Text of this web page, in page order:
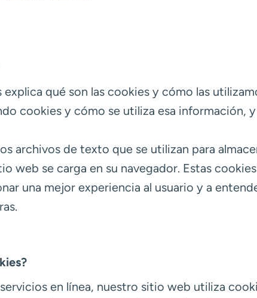
qué son las cookies y cómo las
cookies y cómo se utiliza esa información,
archivos de texto que se utilizan para
web se carga en su navegador. Estas
una mejor experiencia al usuario y a
en línea, nuestro sitio web utiliza